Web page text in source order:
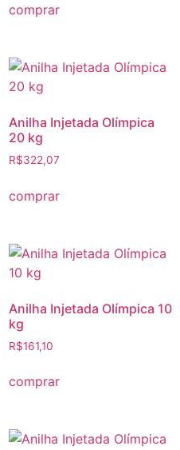
comprar
Anilha Injetada Olímpica
20 kg
R$322,07
comprar
Anilha Injetada Olímpica 10
kg
R$161,10
comprar